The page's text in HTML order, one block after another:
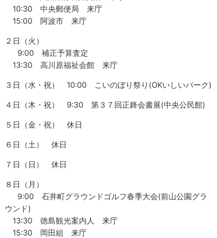
10:30 中央郵便局 来庁
15:00 阿波市 来庁
２日（火）
9:00 補正予算査定
13:30 高川原福祉会館 来庁
３日（水・祝） 10:00 こいのぼり祭り(OKいしいパーク)
４日（木・祝） 9:30 第３７回正鋒会書展(中央公民館)
５日（金・祝） 休日
６日（土） 休日
７日（日） 休日
８日（月）
9:00 石井町グラウンドゴルフ春季大会(前山公園グラ
ウンド)
13:30 徳島観光案内人 来庁
15:30 岡田組 来庁